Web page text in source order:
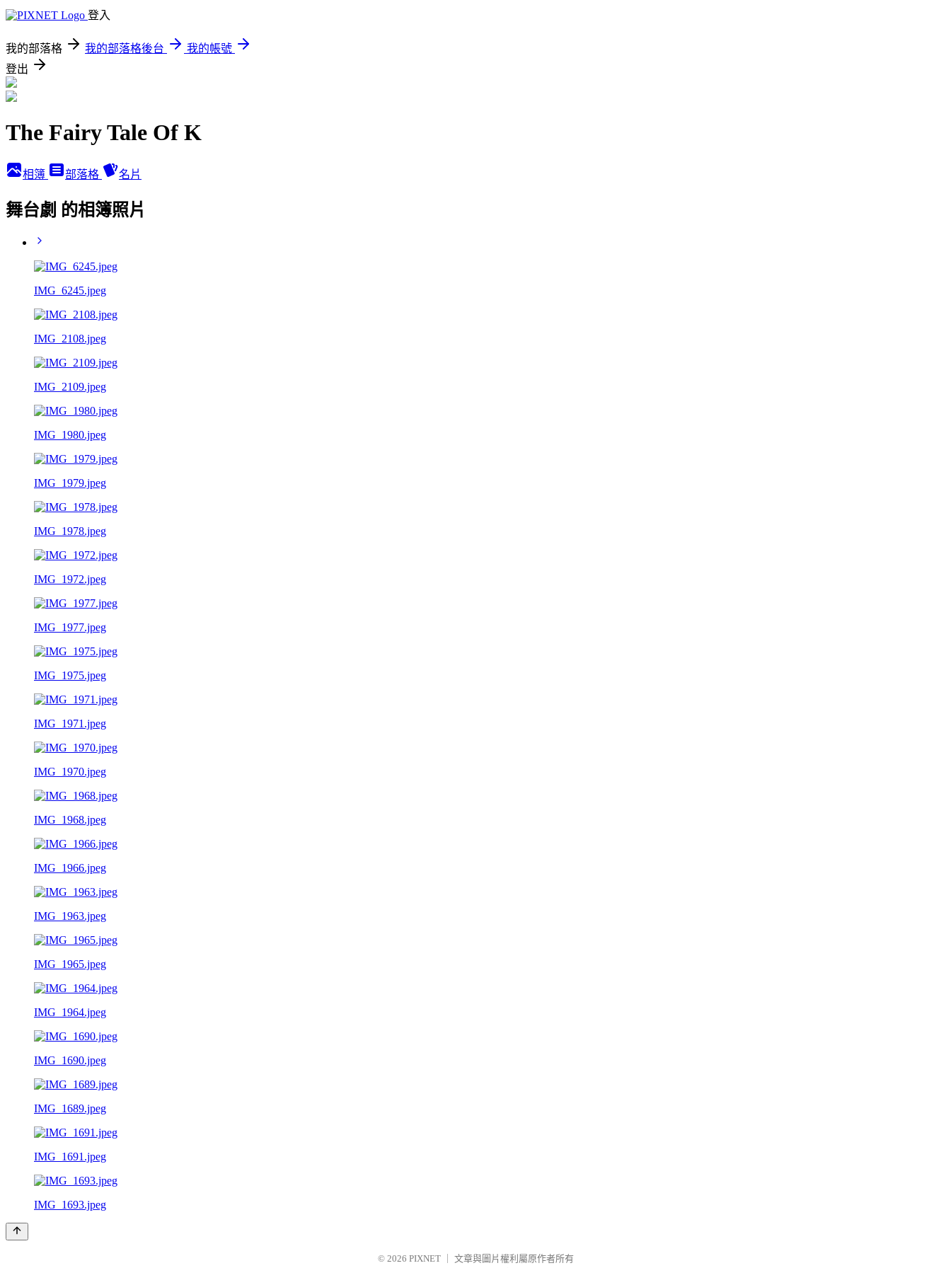
登入
我的部落格 我的部落格後台
我的帳號
登出
The Fairy Tale Of K
相簿 部落格 名片
舞台劇 的相簿照片
IMG_6245.jpeg
IMG_2108.jpeg
IMG_2109.jpeg
IMG_1980.jpeg
IMG_1979.jpeg
IMG_1978.jpeg
IMG_1972.jpeg
IMG_1977.jpeg
IMG_1975.jpeg
IMG_1971.jpeg
IMG_1970.jpeg
IMG_1968.jpeg
IMG_1966.jpeg
IMG_1963.jpeg
IMG_1965.jpeg
IMG_1964.jpeg
IMG_1690.jpeg
IMG_1689.jpeg
IMG_1691.jpeg
IMG_1693.jpeg
© 2026 PIXNET
文章與圖片權利屬原作者所有